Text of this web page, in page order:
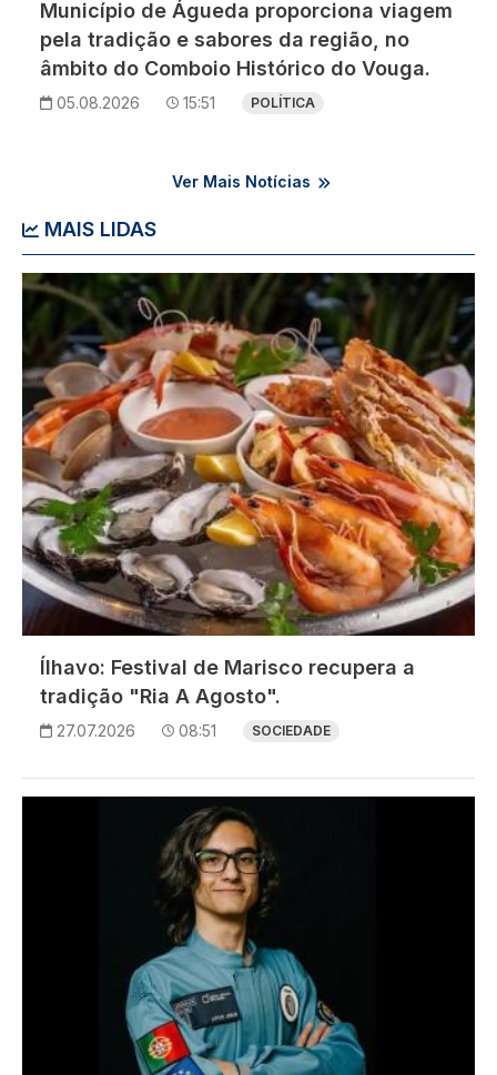
Município de Águeda proporciona viagem
pela tradição e sabores da região, no
âmbito do Comboio Histórico do Vouga.
05.08.2026 15:51 POLÍTICA
Ver Mais Notícias
MAIS LIDAS
Imagem
Ílhavo: Festival de Marisco recupera a
tradição "Ria A Agosto".
27.07.2026 08:51 SOCIEDADE